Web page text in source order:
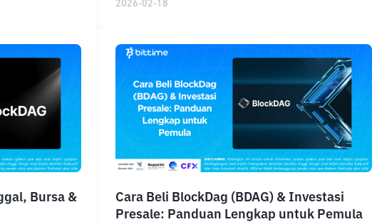
2026-02-18
Bursa &
Cara Beli BlockDag (BDAG) & Investasi
Presale: Panduan Lengkap untuk Pemula